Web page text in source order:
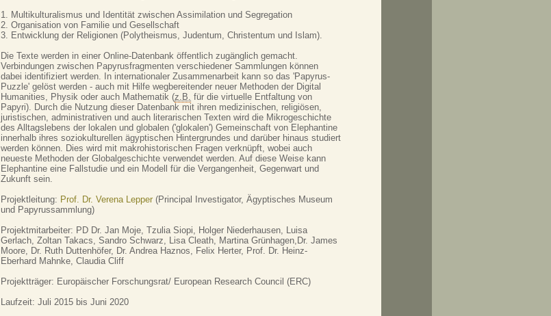
1. Multikulturalismus und Identität zwischen Assimilation und Segregation
2. Organisation von Familie und Gesellschaft
3. Entwicklung der Religionen (Polytheismus, Judentum, Christentum und Islam).
Die Texte werden in einer Online-Datenbank öffentlich zugänglich gemacht.
Verbindungen zwischen Papyrusfragmenten verschiedener Sammlungen können
dabei identifiziert werden. In internationaler Zusammenarbeit kann so das 'Papyrus-
Puzzle' gelöst werden - auch mit Hilfe wegbereitender neuer Methoden der Digital
Humanities, Physik oder auch Mathematik (z.B. für die virtuelle Entfaltung von
Papyri). Durch die Nutzung dieser Datenbank mit ihren medizinischen, religiösen,
juristischen, administrativen und auch literarischen Texten wird die Mikrogeschichte
des Alltagslebens der lokalen und globalen ('glokalen') Gemeinschaft von Elephantine
innerhalb ihres soziokulturellen ägyptischen Hintergrundes und darüber hinaus studiert
werden können. Dies wird mit makrohistorischen Fragen verknüpft, wobei auch
neueste Methoden der Globalgeschichte verwendet werden. Auf diese Weise kann
Elephantine eine Fallstudie und ein Modell für die Vergangenheit, Gegenwart und
Zukunft sein.
Projektleitung: Prof. Dr. Verena Lepper (Principal Investigator, Ägyptisches Museum
und Papyrussammlung)
Projektmitarbeiter: PD Dr. Jan Moje, Tzulia Siopi, Holger Niederhausen, Luisa
Gerlach, Zoltan Takacs, Sandro Schwarz, Lisa Cleath, Martina Grünhagen,Dr. James
Moore, Dr. Ruth Duttenhöfer, Dr. Andrea Haznos, Felix Herter, Prof. Dr. Heinz-
Eberhard Mahnke, Claudia Cliff
Projektträger: Europäischer Forschungsrat/ European Research Council (ERC)
Laufzeit: Juli 2015 bis Juni 2020